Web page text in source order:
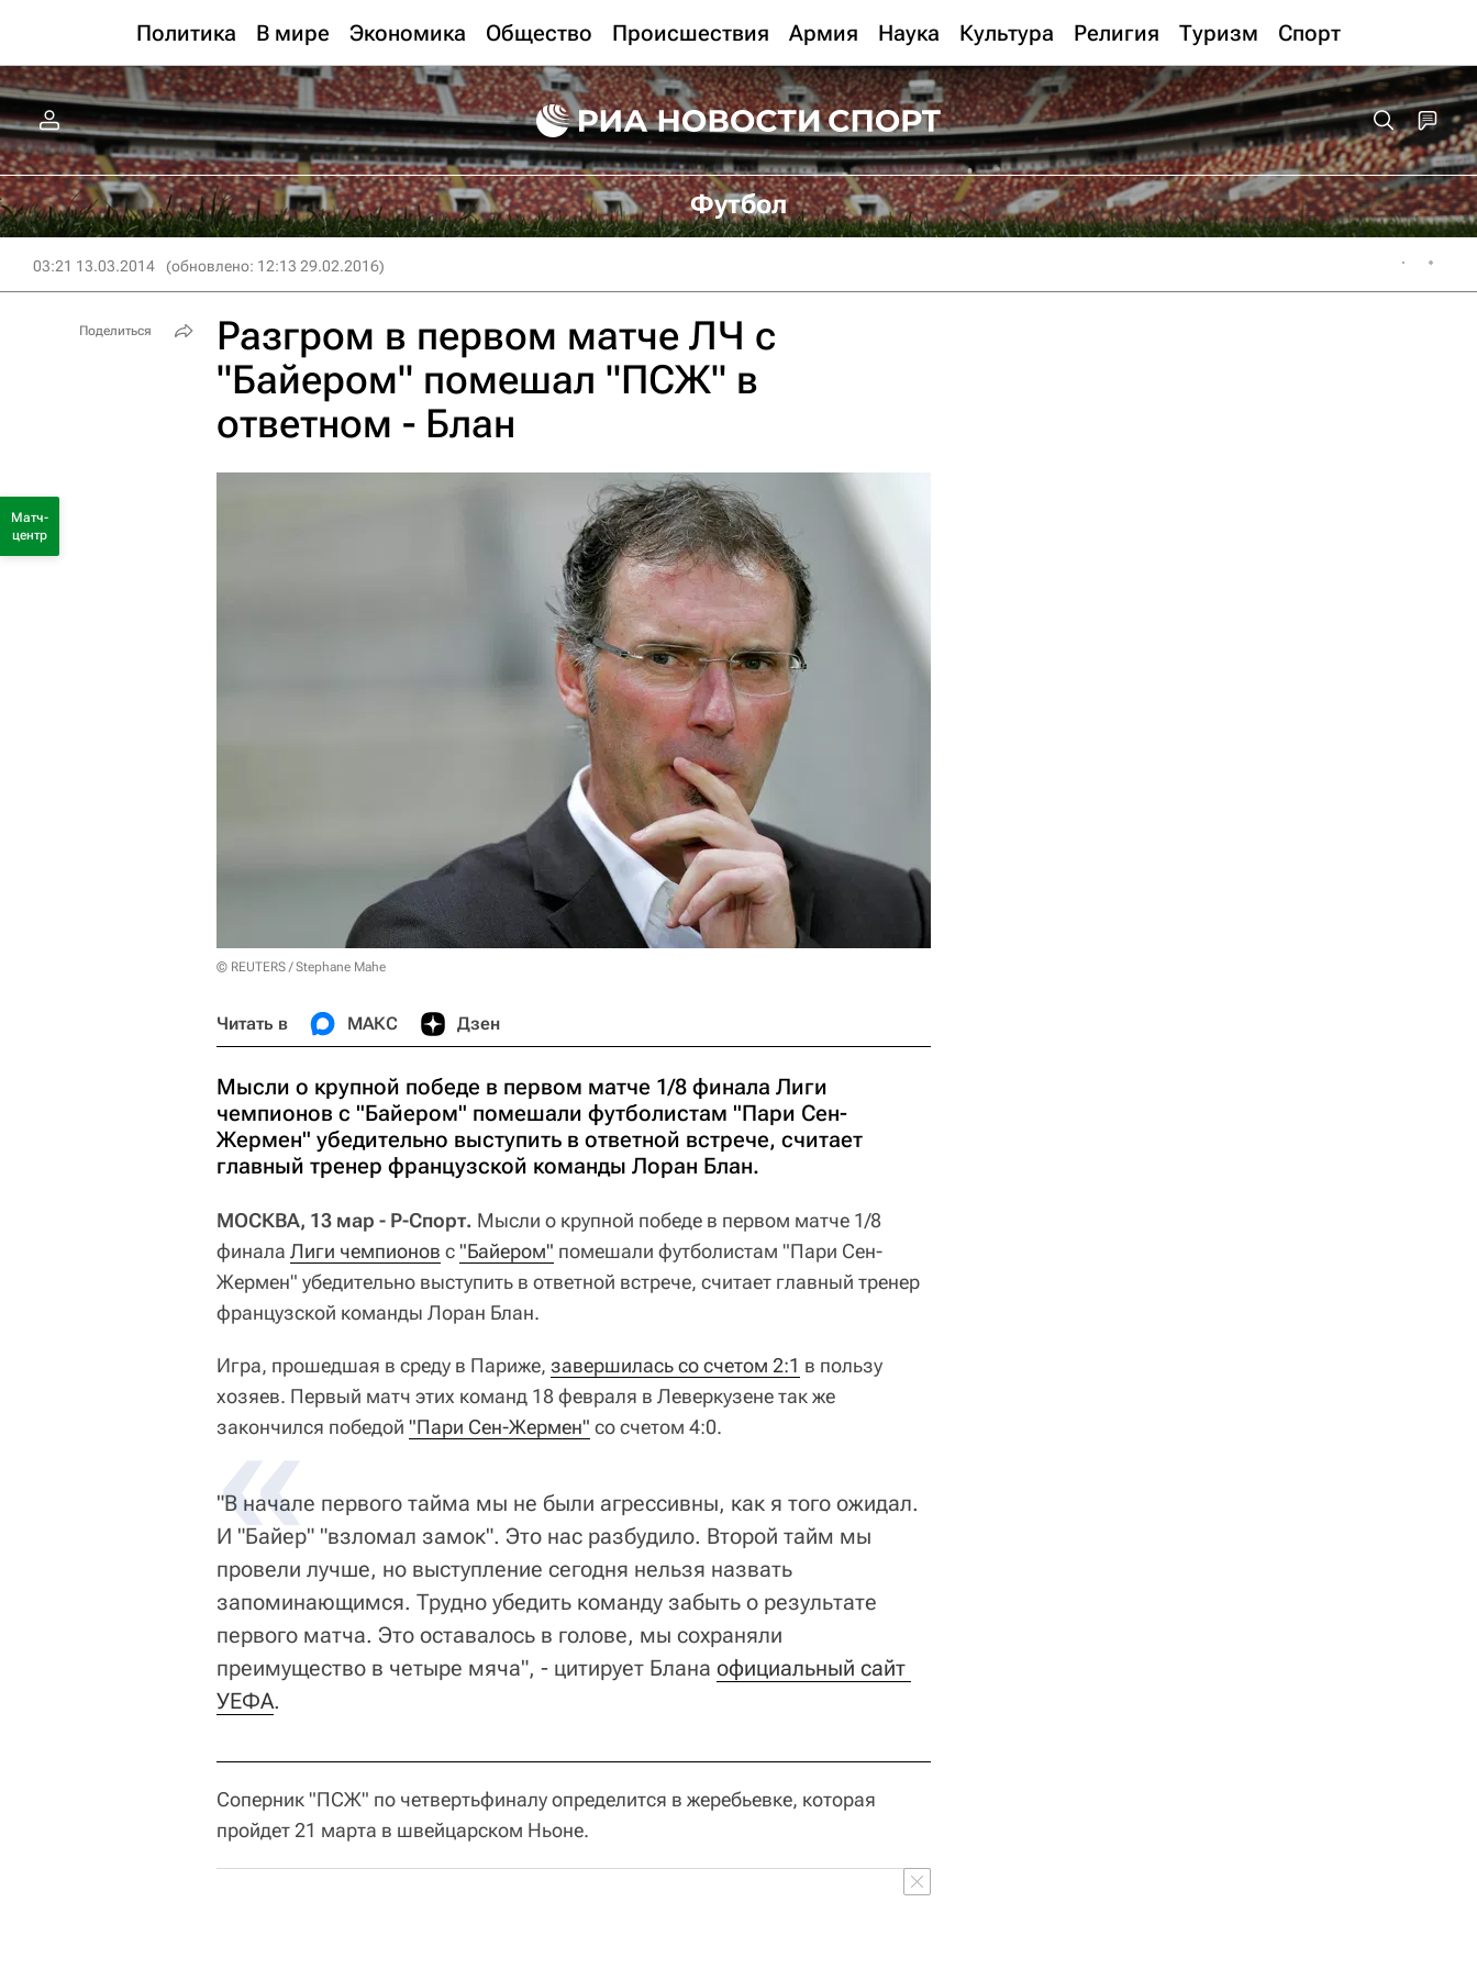
Политика В мире Экономика Общество Происшествия Армия Наука Культура Религия Туризм Спорт
Футбол
03:21 13.03.2014 (обновлено: 12:13 29.02.2016)
Разгром в первом матче ЛЧ с
"Байером" помешал "ПСЖ" в
ответном - Блан
© REUTERS / Stephane Mahe
Читать в МАКС Дзен
Мысли о крупной победе в первом матче 1/8 финала Лиги
чемпионов с "Байером" помешали футболистам "Пари Сен-
Жермен" убедительно выступить в ответной встрече, считает
главный тренер французской команды Лоран Блан.
МОСКВА, 13 мар - Р-Спорт. Мысли о крупной победе в первом матче 1/8
финала Лиги чемпионов с"Байером" помешали футболистам "Пари Сен-
Жермен" убедительно выступить в ответной встрече, считает главный тренер
французской команды Лоран Блан.
Игра, прошедшая в среду в Париже, завершилась со счетом 2:1 в пользу
хозяев. Первый матч этих команд 18 февраля в Леверкузене так же
закончился победой "Пари Сен-Жермен" со счетом 4:0.
"В начале первого тайма мы не были агрессивны, как я того ожидал.
И "Байер" "взломал замок". Это нас разбудило. Второй тайм мы
провели лучше, но выступление сегодня нельзя назвать
запоминающимся. Трудно убедить команду забыть о результате
первого матча. Это оставалось в голове, мы сохраняли
преимущество в четыре мяча", - цитирует Блана официальный сайт
УЕФА.
Соперник "ПСЖ" по четвертьфиналу определится в жеребьевке, которая
пройдет 21 марта в швейцарском Ньоне.
Поделиться
Матч-
центр